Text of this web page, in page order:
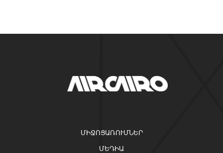
ՄԻՋՈՑԱՌՈՒՄՆԵՐ
ՄԵԴԻԱ